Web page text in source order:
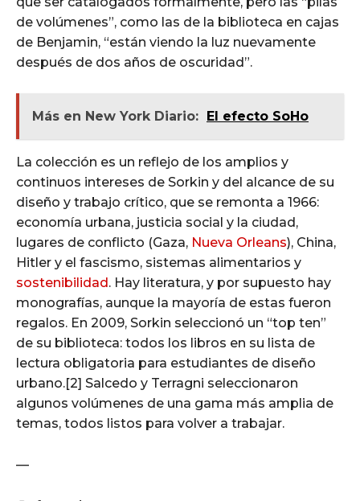
de volúmenes”, como las de la biblioteca en cajas
de Benjamin, “están viendo la luz nuevamente
después de dos años de oscuridad”.
Más en New York Diario: El efecto SoHo
La colección es un reflejo de los amplios y
continuos intereses de Sorkin y del alcance de su
diseño y trabajo crítico, que se remonta a 1966:
economía urbana, justicia social y la ciudad,
lugares de conflicto (Gaza, Nueva Orleans), China,
Hitler y el fascismo, sistemas alimentarios y
sostenibilidad. Hay literatura, y por supuesto hay
monografías, aunque la mayoría de estas fueron
regalos. En 2009, Sorkin seleccionó un “top ten”
de su biblioteca: todos los libros en su lista de
lectura obligatoria para estudiantes de diseño
urbano.[2] Salcedo y Terragni seleccionaron
algunos volúmenes de una gama más amplia de
temas, todos listos para volver a trabajar.
—